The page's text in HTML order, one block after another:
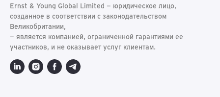
Ernst & Young Global Limited − юридическое лицо,
созданное в соответствии с законодательством
Великобритании,
− является компанией, ограниченной гарантиями ее
участников, и не оказывает услуг клиентам.